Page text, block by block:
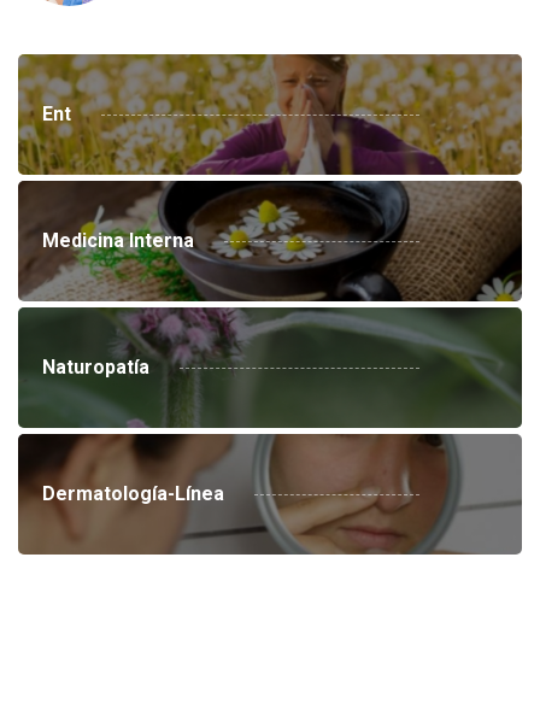
Ent
Medicina Interna
Naturopatía
Dermatología-Línea